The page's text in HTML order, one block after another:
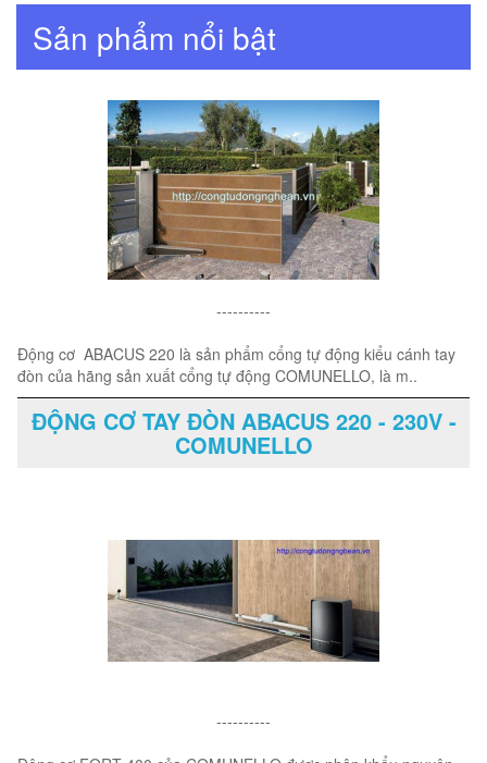
Sản phẩm nổi bật
----------
Động cơ ABACUS 220 là sản phẩm cổng tự động kiểu cánh tay
đòn của hãng sản xuất cổng tự động COMUNELLO, là m..
ĐỘNG CƠ TAY ĐÒN ABACUS 220 - 230V -
COMUNELLO
----------